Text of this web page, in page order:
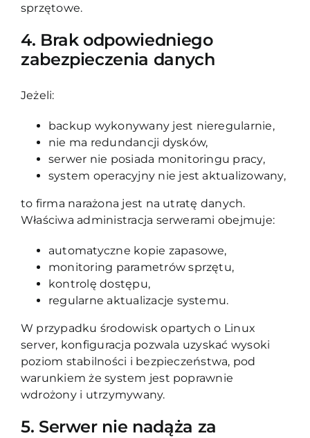
sprzętowe.
4. Brak odpowiedniego
zabezpieczenia danych
Jeżeli:
backup wykonywany jest nieregularnie,
nie ma redundancji dysków,
serwer nie posiada monitoringu pracy,
system operacyjny nie jest aktualizowany,
to firma narażona jest na utratę danych.
Właściwa administracja serwerami obejmuje:
automatyczne kopie zapasowe,
monitoring parametrów sprzętu,
kontrolę dostępu,
regularne aktualizacje systemu.
W przypadku środowisk opartych o Linux
server, konfiguracja pozwala uzyskać wysoki
poziom stabilności i bezpieczeństwa, pod
warunkiem że system jest poprawnie
wdrożony i utrzymywany.
5. Serwer nie nadąża za